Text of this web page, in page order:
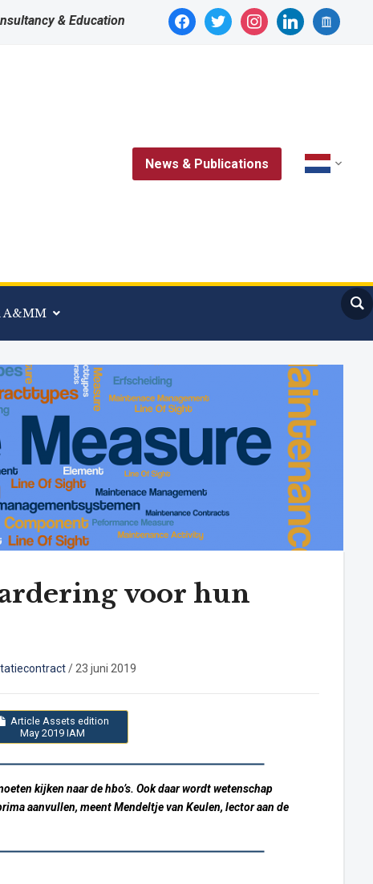
facebooktwitter instagramlinkedinarchive
& Education
News & Publications
A&MM
voor hun
/23 juni 2019
Article Assets edition
May 2019 IAM
kijken naar de hbo’s. Ook daar wordt wetenschap
aanvullen, meent Mendeltje van Keulen, lector aan de